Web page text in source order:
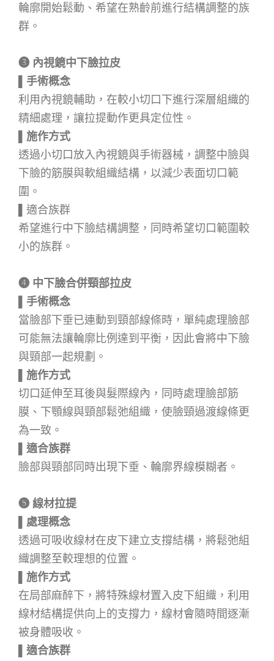
輪廓開始鬆動、希望在熟齡前進行結構調整的族
群。
➌ 內視鏡中下臉拉皮
手術概念
利用內視鏡輔助，在較小切口下進行深層組織的
精細處理，讓拉提動作更具定位性。
施作方式
透過小切口放入內視鏡與手術器械，調整中臉與
下臉的筋膜與軟組織結構，以減少表面切口範
圍。
▌適合族群
希望進行中下臉結構調整，同時希望切口範圍較
小的族群。
➍ 中下臉合併頸部拉皮
▌手術概念
當臉部下垂已連動到頸部線條時，單純處理臉部
可能無法讓輪廓比例達到平衡，因此會將中下臉
與頸部一起規劃。
施作方式
切口延伸至耳後與髮際線內，同時處理臉部筋
膜、下顎線與頸部鬆弛組織，使臉頸過渡線條更
為一致。
▌適合族群
臉部與頸部同時出現下垂、輪廓界線模糊者。
➎ 線材拉提
▌處理概念
透過可吸收線材在皮下建立支撐結構，將鬆弛組
織調整至較理想的位置。
施作方式
在局部麻醉下，將特殊線材置入皮下組織，利用
線材結構提供向上的支撐力，線材會隨時間逐漸
被身體吸收。
適合族群